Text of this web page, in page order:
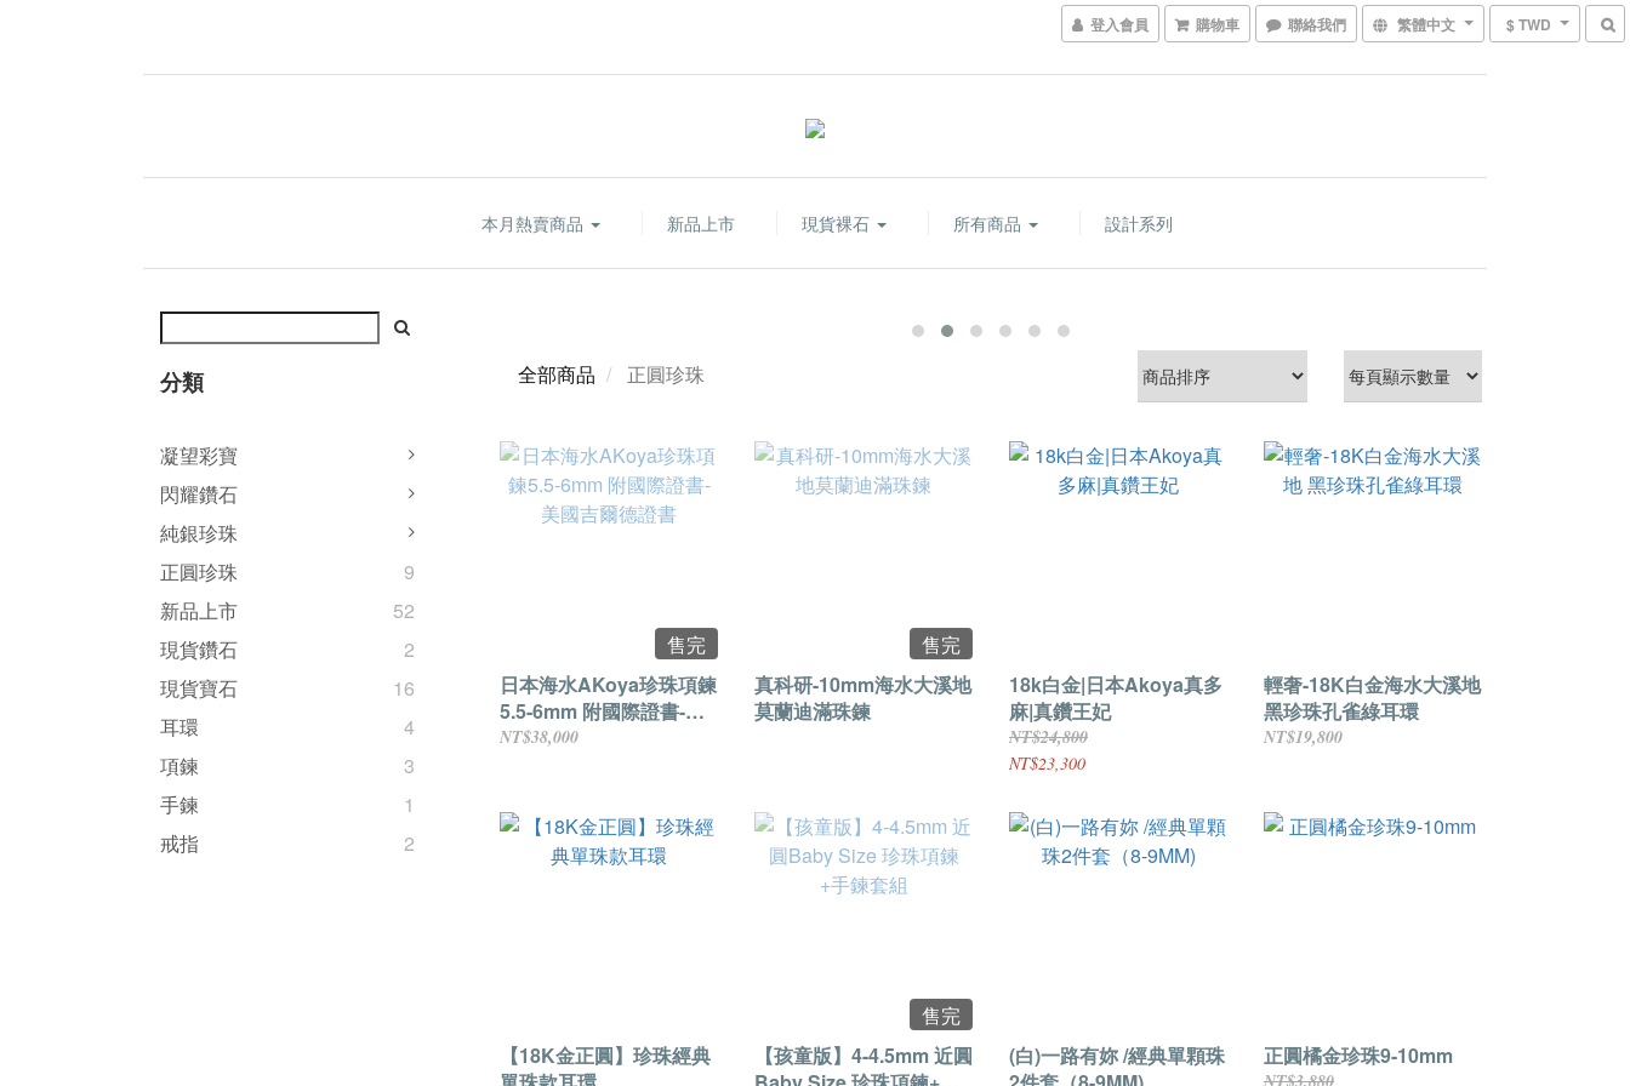
登入會員 購物車 聯絡我們 繁體中文 $ TWD
本月熱賣商品 新品上市 現貨裸石 所有商品 設計系列
分類
凝望彩寶
閃耀鑽石
純銀珍珠
正圓珍珠
9
新品上市
52
現貨鑽石
2
現貨寶石
16
耳環
4
項鍊
3
手鍊
1
戒指
2
全部商品 正圓珍珠
售完
日本海水AKoya珍珠項鍊
5.5-6mm 附國際證書-美
國吉爾德證書
NT$38,000
售完
真科研-10mm海水大溪地
莫蘭迪滿珠鍊
18k白金|日本Akoya真多
麻|真鑽王妃
NT$24,800
NT$23,300
輕奢-18K白金海水大溪地
黑珍珠孔雀綠耳環
NT$19,800
【18K金正圓】珍珠經典
售完
【孩童版】4-4.5mm 近圓
(白)一路有妳 /經典單顆珠
正圓橘金珍珠9-10mm
NT$3,880